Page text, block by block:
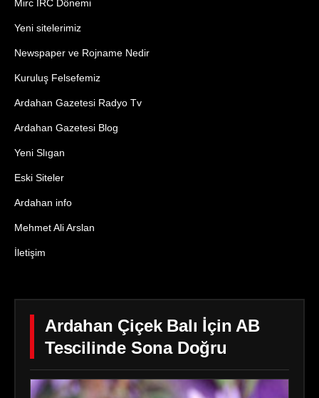
Mirc İRC Dönemi
Yeni sitelerimiz
Newspaper ve Rojname Nedir
Kuruluş Felsefemiz
Ardahan Gazetesi Radyo Tv
Ardahan Gazetesi Blog
Yeni Slıgan
Eski Siteler
Ardahan info
Mehmet Ali Arslan
İletişim
Ardahan Çiçek Balı İçin AB
Tescilinde Sona Doğru